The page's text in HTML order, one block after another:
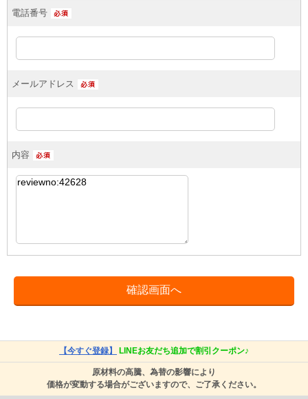
電話番号
メールアドレス
内容
【今すぐ登録】 LINEお友だち追加で割引クーポン♪
原材料の高騰、為替の影響により
価格が変動する場合がございますので、ご了承ください。